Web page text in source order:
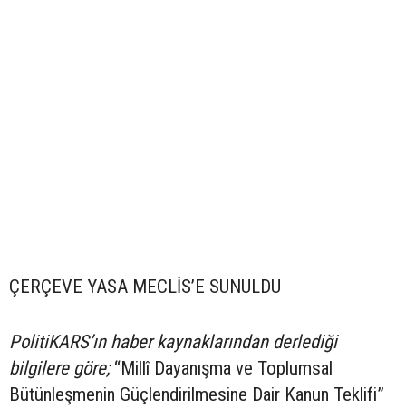
ÇERÇEVE YASA MECLİS’E SUNULDU
PolitiKARS’ın haber kaynaklarından derlediği
bilgilere göre;“Millî Dayanışma ve Toplumsal
Bütünleşmenin Güçlendirilmesine Dair Kanun Teklifi”